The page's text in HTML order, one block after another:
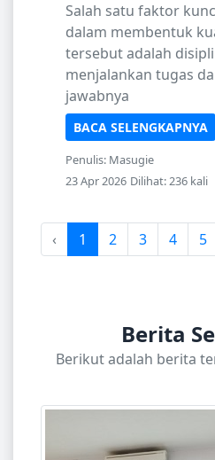
Salah satu faktor
dalam membentuk
tersebut adalah
menjalankan tugas
jawabnya
BACA SELENGKAPNYA
Penulis: Masugie
23 Apr 2026 Dilihat: 236 kali
‹ 1 2 3 4 5
Berita
Berikut adalah berita